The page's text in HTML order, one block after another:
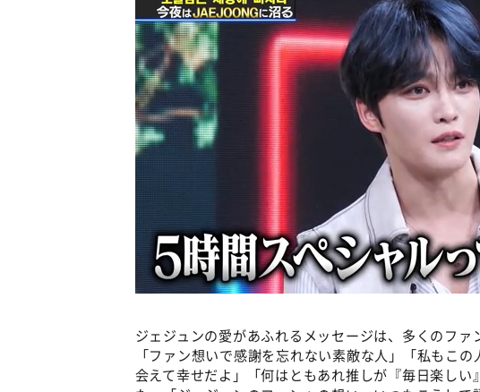
ジェジュンの愛があふれるメッセージは、多くのフ
「ファン想いで感謝を忘れない素敵な人」「私もこ
会えて幸せだよ」「何はともあれ推しが『毎日楽し